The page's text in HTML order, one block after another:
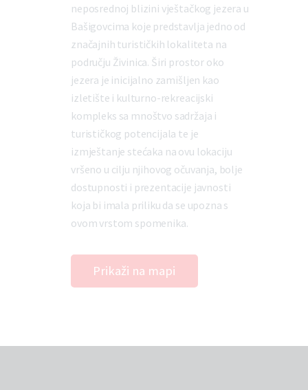
neposrednoj blizini vještačkog jezera u
Bašigovcima koje predstavlja jedno od
značajnih turističkih lokaliteta na
području Živinica. Širi prostor oko
jezera je inicijalno zamišljen kao
izletište i kulturno-rekreacijski
kompleks sa mnoštvo sadržaja i
turističkog potencijala te je
izmještanje stećaka na ovu lokaciju
vršeno u cilju njihovog očuvanja, bolje
dostupnosti i prezentacije javnosti
koja bi imala priliku da se upozna s
ovom vrstom spomenika.
Prikaži na mapi